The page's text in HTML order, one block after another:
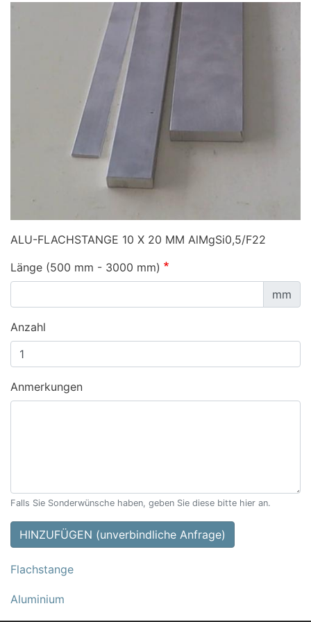
ALU-FLACHSTANGE 10 X 20 MM AlMgSi0,5/F22
Länge (500 mm - 3000 mm)
mm
Anzahl
Anmerkungen
Falls Sie Sonderwünsche haben, geben Sie diese bitte hier an.
HINZUFÜGEN (unverbindliche Anfrage)
Flachstange
Aluminium